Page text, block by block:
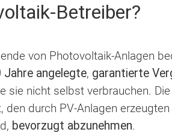
Betreiber?
von Photovoltaik-Anlagen
Jahre angelegte, garantierte
sie nicht selbst verbrauchen.
den durch PV-Anlagen
bevorzugt abzunehmen.